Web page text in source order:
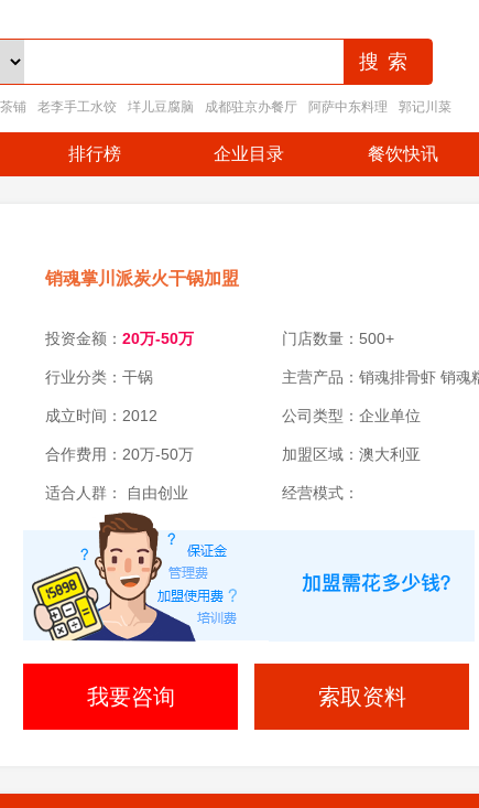
铺 老李手工水饺 垟儿豆腐脑 成都驻京办餐厅 阿萨中东料理 郭记川菜
排行榜 企业目录 餐饮快讯
销魂掌川派炭火干锅加盟
投资金额： 20万-50万 门店数量：500+
行业分类：干锅 主营产品：销魂排骨虾 销魂
香掌 最佳烂猪脚 热拌鲫鱼
成立时间：2012 公司类型：企业单位
合作费用：20万-50万 加盟区域：澳大利亚
适合人群： 自由创业 经营模式：
我要咨询 索取资料